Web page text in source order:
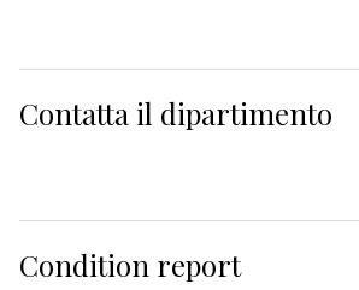
Contatta il dipartimento
Condition report